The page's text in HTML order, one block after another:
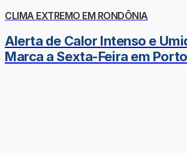
CLIMA EXTREMO EM RONDÔNIA
Alerta de Calor Intenso e
Marca a Sexta-Feira em